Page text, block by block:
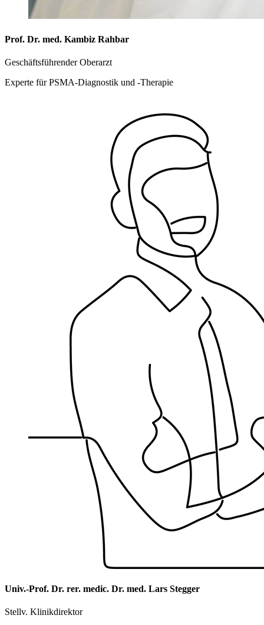
Prof. Dr. med. Kambiz Rahbar
Geschäftsführender Oberarzt
Experte für PSMA-Diagnostik und -Therapie
Univ.-Prof. Dr. rer. medic. Dr. med. Lars Stegger
Stellv. Klinikdirektor